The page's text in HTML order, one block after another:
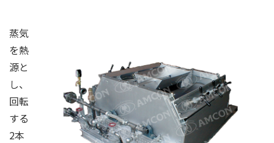
蒸気
を熱
源と
し、
回転
する
2本